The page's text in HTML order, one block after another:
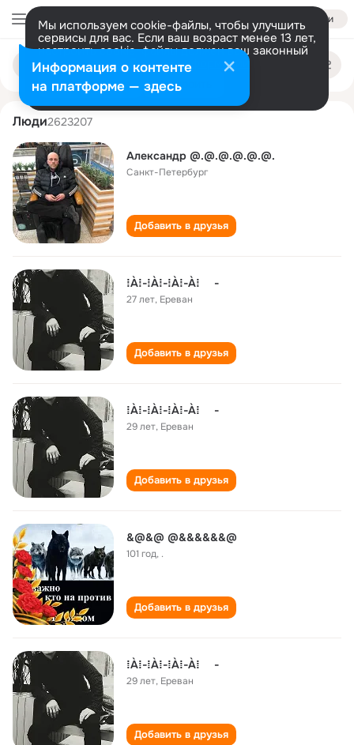
Войти
Мы используем cookie-файлы, чтобы улучшить
сервисы для вас. Если ваш возраст менее 13 лет,
настроить cookie-файлы должен ваш законный
представитель. Больше информации
Разрешить все Настроить
Поиск
людям
aaaaaaaa aaaaaa
Люди2623207
Александр @.@.@.@.@.@.
Санкт-Петербург
Добавить в друзья
⁞À⁞-⁞À⁞-⁞À⁞-À⁞ -
27 лет, Ереван
Добавить в друзья
⁞À⁞-⁞À⁞-⁞À⁞-À⁞ -
29 лет, Ереван
Добавить в друзья
&@&@ @&&&&&&@
101 год, .
Добавить в друзья
⁞À⁞-⁞À⁞-⁞À⁞-À⁞ -
29 лет, Ереван
Добавить в друзья
Информация о контенте
на платформе — здесь